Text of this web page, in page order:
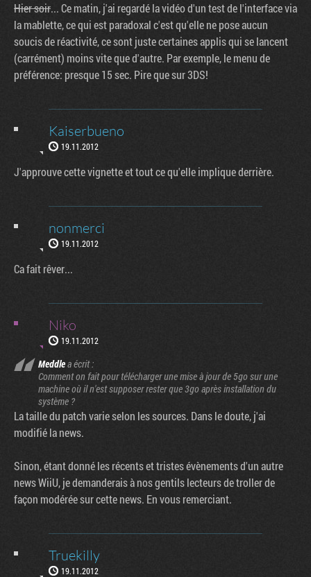
Hier soir... Ce matin, j'ai regardé la vidéo d'un test de l'interface via
la mablette, ce qui est paradoxal c'est qu'elle ne pose aucun
soucis de réactivité, ce sont juste certaines applis qui se lancent
(carrément) moins vite que d'autre. Par exemple, le menu de
préférence: presque 15 sec. Pire que sur 3DS!
Kaiserbueno
19.11.2012
J'approuve cette vignette et tout ce qu'elle implique derrière.
nonmerci
19.11.2012
Ca fait rêver...
Niko
19.11.2012
Meddlea écrit :
Comment on fait pour télécharger une mise à jour de 5go sur une
machine où il n'est supposer rester que 3go après installation du
système ?
La taille du patch varie selon les sources. Dans le doute, j'ai
modifié la news.
Sinon, étant donné les récents et tristes évènements d'un autre
news WiiU, je demanderais à nos gentils lecteurs de troller de
façon modérée sur cette news. En vous remerciant.
Truekilly
19.11.2012